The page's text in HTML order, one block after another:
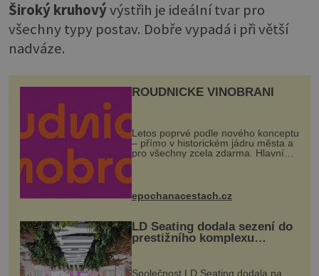
Široký kruhovývýstřih je ideální tvar pro
všechny typy postav. Dobře vypadá i při větší
nadváze.
ROUDNICKÉ VINOBRANÍ
Letos poprvé podle nového konceptu
– přímo v historickém jádru města a
pro všechny zcela zdarma. Hlavní
program se odehraje na Karlově a
mohou těšit na víno, burčák, pes...
epochanacestach.cz
LD Seating dodala sezení do
prestižního komplexu
MediaCityUK v Salfordu
Společnost LD Seating dodala na